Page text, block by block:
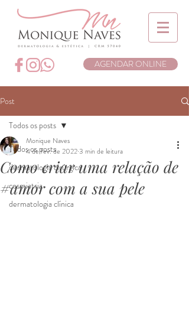
AGENDAR ONLINE
Post
Todos os posts
dermatologia cirúrgica
cosmiatria
dermatologia clínica
Todos os posts
Como criar uma relação de
#amor com a sua pele
Monique Naves
4 de fev. de 20223 min de leitura